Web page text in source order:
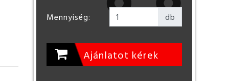
Mennyiség:
db
Ajánlatot kérek